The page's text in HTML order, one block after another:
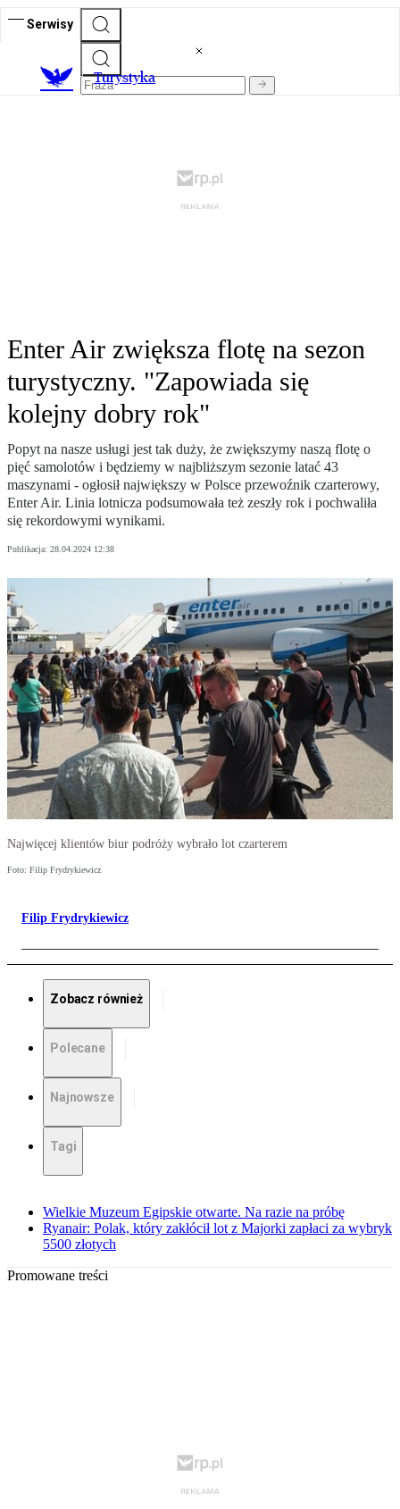
Serwisy
Turystyka
Enter Air zwiększa flotę na sezon
turystyczny. "Zapowiada się
kolejny dobry rok"
Popyt na nasze usługi jest tak duży, że zwiększymy naszą flotę o
pięć samolotów i będziemy w najbliższym sezonie latać 43
maszynami - ogłosił największy w Polsce przewoźnik czarterowy,
Enter Air. Linia lotnicza podsumowała też zeszły rok i pochwaliła
się rekordowymi wynikami.
Publikacja: 28.04.2024 12:38
Najwięcej klientów biur podróży wybrało lot czarterem
Foto: Filip Frydrykiewicz
Filip Frydrykiewicz
Zobacz również
Polecane
Najnowsze
Tagi
Wielkie Muzeum Egipskie otwarte. Na razie na próbę
Ryanair: Polak, który zakłócił lot z Majorki zapłaci za wybryk
5500 złotych
Promowane treści